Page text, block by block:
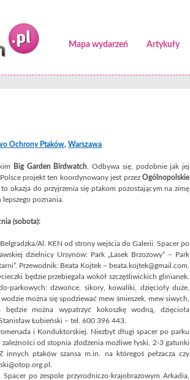
Mapa wydarzeń Artykuły
Ochrony Ptaków, Warszawa
Big Garden Birdwatch
. Odbywa się, podobnie jak jej
projekt ten koordynowany jest przez Ogólnopolskie
okazja do przyjrzenia się ptakom pozostającym na zimę
poznania.
(sobota):
Al. KEN od strony wejścia do Galerii. Spacer po
dzielnicy Ursynów: Park „Lasek Brzozowy” – Park
Przewodnik: Beata Kojtek – beata.kojtek@gmail.com.
będzie przebiegała wokół szczęśliwickich glinianek.
parkowych: dzwońce, sikory, kowaliki, dzięcioły duże,
można się spodziewać mew śmieszek, mew siwych,
będzie można wypatrzyć kokoszkę wodną, dzięcioła
Łubieński – tel. 600 396 443.
i Konduktorskiej. Niezbyt długi spacer po parku
od stopnia zlodzenia możliwe łyski, 2-3 gatunki
ptaków szansa m.in. na któregoś pełzacza czy
po zespole przyrodniczo-krajobrazowym Arkadia,